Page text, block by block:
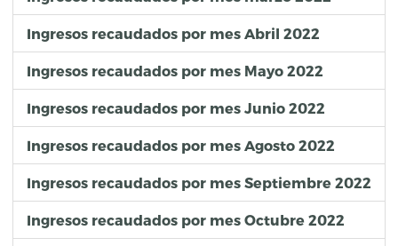
Ingresos recaudados por mes Abril 2022
Ingresos recaudados por mes Mayo 2022
Ingresos recaudados por mes Junio 2022
Ingresos recaudados por mes Agosto 2022
Ingresos recaudados por mes Septiembre 2022
Ingresos recaudados por mes Octubre 2022